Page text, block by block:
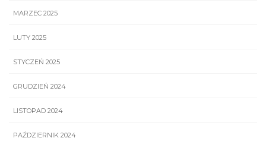
MARZEC 2025
LUTY 2025
STYCZEŃ 2025
GRUDZIEŃ 2024
LISTOPAD 2024
PAŹDZIERNIK 2024